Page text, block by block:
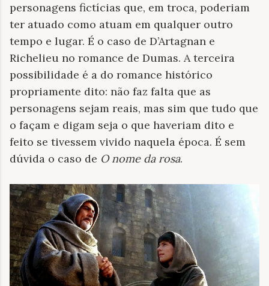
personagens fictícias que, em troca, poderiam
ter atuado como atuam em qualquer outro
tempo e lugar. É o caso de D’Artagnan e
Richelieu no romance de Dumas. A terceira
possibilidade é a do romance histórico
propriamente dito: não faz falta que as
personagens sejam reais, mas sim que tudo que
o façam e digam seja o que haveriam dito e
feito se tivessem vivido naquela época. É sem
dúvida o caso de O nome da rosa.